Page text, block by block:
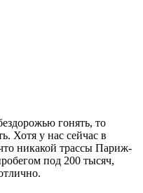
гонять, то
Хотя у нас сейчас в
никакой трассы Париж-
под 200 тысяч,